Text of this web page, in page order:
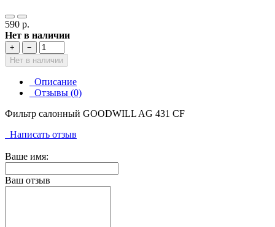
590 р.
Нет в наличии
+
−
Нет в наличии
Описание
Отзывы (0)
Фильтр салонный GOODWILL AG 431 CF
Написать отзыв
Ваше имя:
Ваш отзыв